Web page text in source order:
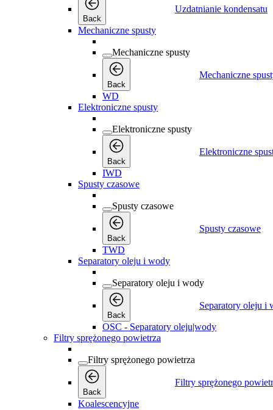
Back
Uzdatnianie kondensatu
Mechaniczne spusty
Mechaniczne spusty
Back
Mechaniczne
WD
Elektroniczne spusty
Elektroniczne spusty
Back
Elektroniczne
IWD
Spusty czasowe
Spusty czasowe
Back
Spusty czasowe
TWD
Separatory oleju i wody
Separatory oleju i wody
Back
Separatory oleju i
OSC - Separatory oleju|wody
Filtry sprężonego powietrza
Filtry sprężonego powietrza
Back
Filtry sprężonego
Koalescencyjne